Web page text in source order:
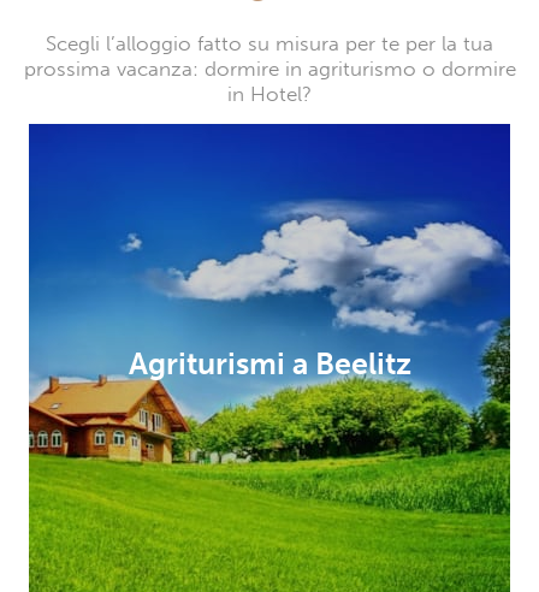
Scegli l’alloggio fatto su misura per te per la tua
prossima vacanza: dormire in agriturismo o dormire
in Hotel?
Agriturismi a Beelitz